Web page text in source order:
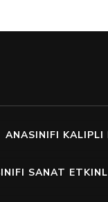
ANASINIFI KALIPLI
SANAT